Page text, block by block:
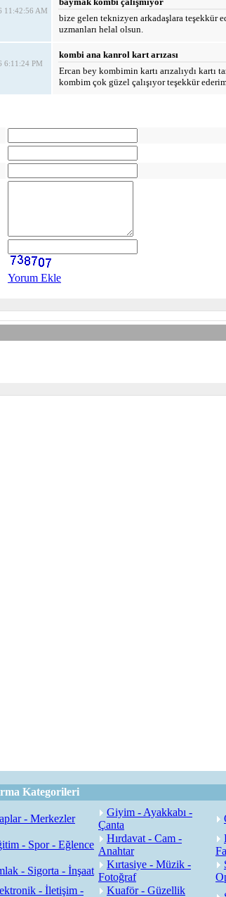
11:42:56 AM
bize gelen teknizyen arkadaşlara teşekkür
uzmanları helal olsun.
6:11:24 PM
kombi ana kanrol kart arızası
Ercan bey kombimin kartı arızalıydı kartı
kombim çok güzel çalışıyor teşekkür
Yorum Ekle
Kategorileri
- Merkezler
Giyim - Ayakkabı -
Çanta
- Spor - Eğlence
Hırdavat - Cam -
Anahtar
- Sigorta - İnşaat
Kırtasiye - Müzik -
Fotoğraf
- İletişim - Kuaför - Güzellik